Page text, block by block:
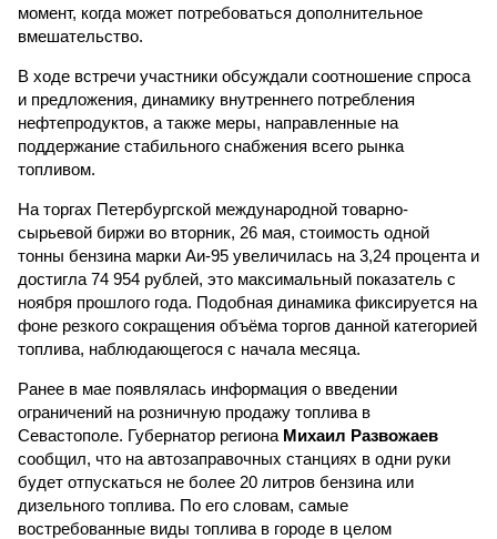
момент, когда может потребоваться дополнительное
вмешательство.
В ходе встречи участники обсуждали соотношение спроса
и предложения, динамику внутреннего потребления
нефтепродуктов, а также меры, направленные на
поддержание стабильного снабжения всего рынка
топливом.
На торгах Петербургской международной товарно-
сырьевой биржи во вторник, 26 мая, стоимость одной
тонны бензина марки Аи-95 увеличилась на 3,24 процента и
достигла 74 954 рублей, это максимальный показатель с
ноября прошлого года. Подобная динамика фиксируется на
фоне резкого сокращения объёма торгов данной категорией
топлива, наблюдающегося с начала месяца.
Ранее в мае появлялась информация о введении
ограничений на розничную продажу топлива в
Севастополе. Губернатор региона Михаил Развожаев
сообщил, что на автозаправочных станциях в одни руки
будет отпускаться не более 20 литров бензина или
дизельного топлива. По его словам, самые
востребованные виды топлива в городе в целом